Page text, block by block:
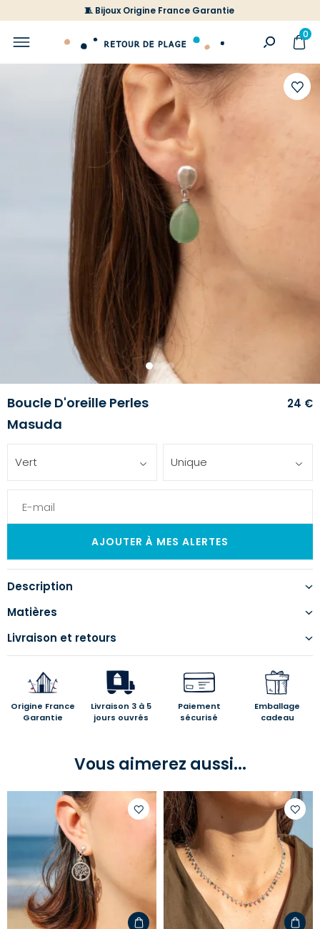
🧵 Bijoux Origine France Garantie
0
1 234
Boucle D'oreille Perles
Masuda
24 €
Vert Unique
Description
Matières
Livraison et retours
Origine France
Garantie
Livraison 3 à 5
jours ouvrés
Paiement
sécurisé
Emballage
cadeau
Vous aimerez aussi...
Ajouter
votre
d'envies
à
votre
liste